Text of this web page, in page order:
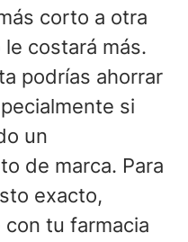
corto a otra
costará más.
podrías ahorrar
si
un
de marca. Para
exacto,
tu farmacia